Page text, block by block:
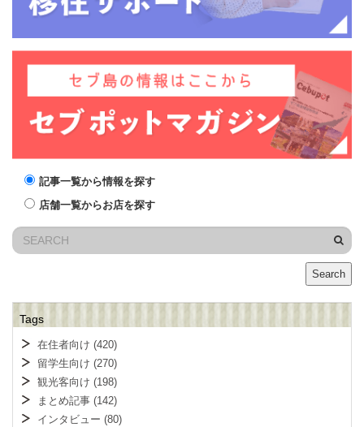
記事一覧から情報を探す
店舗一覧からお店を探す
Search
Tags
在住者向け (420)
留学生向け (270)
観光客向け (198)
まとめ記事 (142)
インタビュー (80)